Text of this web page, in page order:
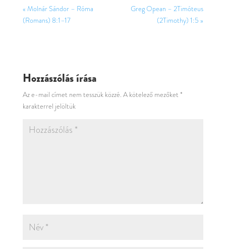
« Molnár Sándor – Róma
(Romans) 8:1–17
Greg Opean – 2Timóteus
(2Timothy) 1:5 »
Hozzászólás írása
Az e-mail címet nem tesszük közzé. A kötelező mezőket *
karakterrel jelöltük